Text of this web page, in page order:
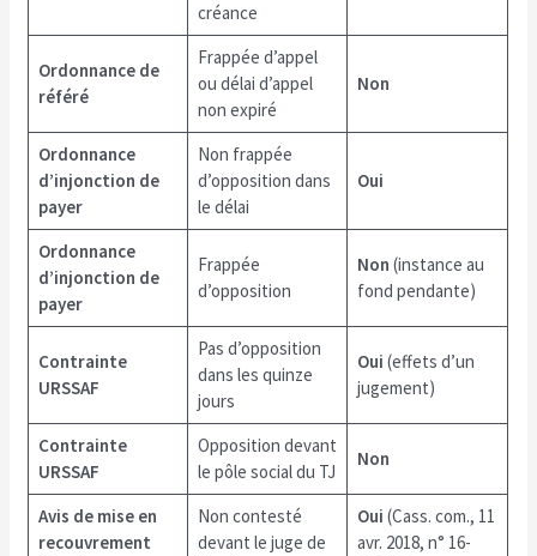
créance
Ordonnance de
référé
Frappée d’appel
ou délai d’appel
non expiré
Non
Ordonnance
d’injonction de
payer
Non frappée
d’opposition dans
le délai
Oui
Ordonnance
d’injonction de
payer
Frappée
d’opposition
Non (instance au
fond pendante)
Contrainte
URSSAF
Pas d’opposition
dans les quinze
jours
Oui (effets d’un
jugement)
Contrainte
URSSAF
Opposition devant
le pôle social du TJ
Non
Avis de mise en
recouvrement
Non contesté
devant le juge de
Oui (Cass. com., 11
avr. 2018, n° 16-